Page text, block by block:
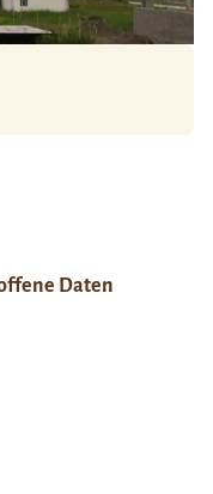
Daten